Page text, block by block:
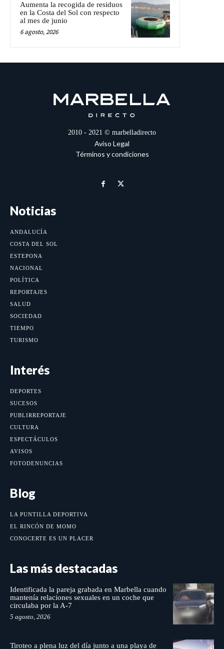
Aumenta la recogida de residuos
en la Costa del Sol con respecto
al mes de junio
6 agosto, 2026
2010 - 2021 © marbelladirecto
Aviso Legal
Términos y condiciones
Noticias
ANDALUCÍA
COSTA DEL SOL
ESTEPONA
NACIONAL
POLÍTICA
REPORTAJES
SALUD
SOCIEDAD
TIEMPO
TURISMO
Interés
DEPORTES
SUCESOS
PUBLIRREPORTAJE
CULTURA
ESPECTÁCULOS
AVISOS
FOTODENUNCIAS
Blog
LA PUNTILLA DEPORTIVA
EL RINCÓN DE MOMO
CONOCERTE ES UN PLACER
Las más destacadas
Identificada la pareja grabada en Marbella cuando
mantenía relaciones sexuales en un coche que
circulaba por la A-7
5 agosto, 2026
Tiroteo a plena luz del día junto a una playa de